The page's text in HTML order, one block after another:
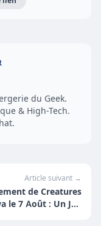
du Geek.
& High-Tech.
Article suivant →
de Creatures
le 7 Août : Un Jeu